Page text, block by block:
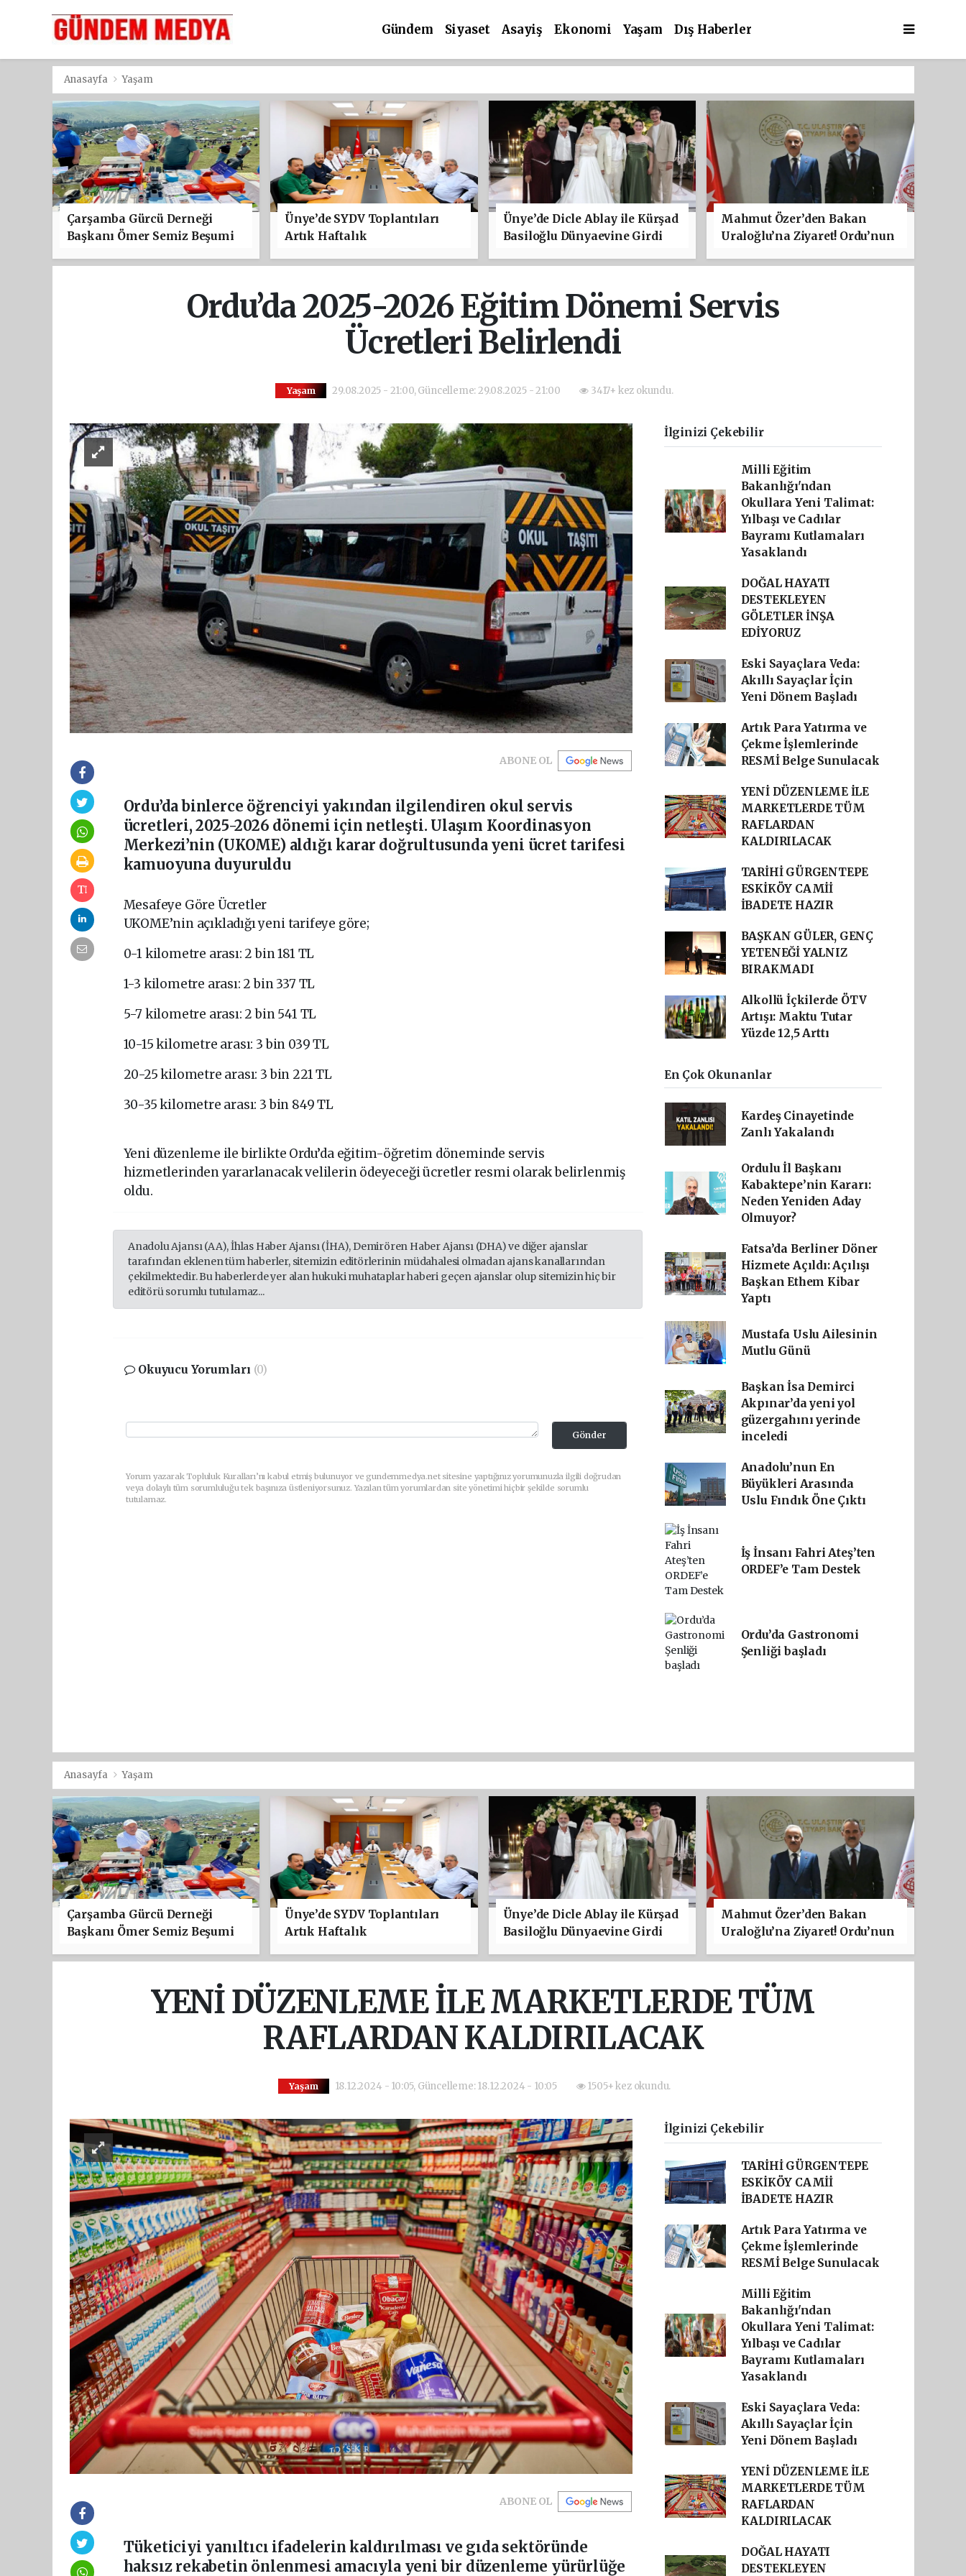
Gündem Siyaset Asayiş Ekonomi Yaşam Dış Haberler
Anasayfa Yaşam
Çarşamba Gürcü Derneği
Başkanı Ömer Semiz Beşumi
Ünye’de SYDV Toplantıları
Artık Haftalık
Ünye’de Dicle Ablay ile Kürşad
Basiloğlu Dünyaevine Girdi
Mahmut Özer’den Bakan
Uraloğlu’na Ziyaret! Ordu’nun
Yatırıldı
Ordu’da 2025-2026 Eğitim Dönemi Servis
Ücretleri Belirlendi
Yaşam 29.08.2025 - 21:00, Güncelleme: 29.08.2025 - 21:00 3417+ kez okundu.
ABONE OL
Ordu’da binlerce öğrenciyi yakından ilgilendiren okul servis
ücretleri, 2025-2026 dönemi için netleşti. Ulaşım Koordinasyon
Merkezi’nin (UKOME) aldığı karar doğrultusunda yeni ücret tarifesi
kamuoyuna duyuruldu
Mesafeye Göre Ücretler
UKOME’nin açıkladığı yeni tarifeye göre;
0-1 kilometre arası: 2 bin 181 TL
1-3 kilometre arası: 2 bin 337 TL
5-7 kilometre arası: 2 bin 541 TL
10-15 kilometre arası: 3 bin 039 TL
20-25 kilometre arası: 3 bin 221 TL
30-35 kilometre arası: 3 bin 849 TL
Yeni düzenleme ile birlikte Ordu’da eğitim-öğretim döneminde servis
hizmetlerinden yararlanacak velilerin ödeyeceği ücretler resmi olarak belirlenmiş
oldu.
Anadolu Ajansı (AA), İhlas Haber Ajansı (İHA), Demirören Haber Ajansı (DHA) ve diğer ajanslar
tarafından eklenen tüm haberler, sitemizin editörlerinin müdahalesi olmadan ajans kanallarından
çekilmektedir. Bu haberlerde yer alan hukuki muhataplar haberi geçen ajanslar olup sitemizin hiç bir
editörü sorumlu tutulamaz...
Okuyucu Yorumları (0)
Gönder
Yorum yazarak Topluluk Kuralları’nı kabul etmiş bulunuyor ve gundemmedya.net sitesine yaptığınız yorumunuzla ilgili doğrudan
veya dolaylı tüm sorumluluğu tek başınıza üstleniyorsunuz. Yazılan tüm yorumlardan site yönetimi hiçbir şekilde sorumlu
tutulamaz.
İlginizi Çekebilir
Milli Eğitim
Bakanlığı'ndan
Okullara Yeni Talimat:
Yılbaşı ve Cadılar
Bayramı Kutlamaları
Yasaklandı
DOĞAL HAYATI
DESTEKLEYEN
GÖLETLER İNŞA
EDİYORUZ
Eski Sayaçlara Veda:
Akıllı Sayaçlar İçin
Yeni Dönem Başladı
Artık Para Yatırma ve
Çekme İşlemlerinde
RESMİ Belge Sunulacak
YENİ DÜZENLEME İLE
MARKETLERDE TÜM
RAFLARDAN
KALDIRILACAK
TARİHİ GÜRGENTEPE
ESKİKÖY CAMİİ
İBADETE HAZIR
BAŞKAN GÜLER, GENÇ
YETENEĞİ YALNIZ
BIRAKMADI
Alkollü İçkilerde ÖTV
Artışı: Maktu Tutar
Yüzde 12,5 Arttı
En Çok Okunanlar
Kardeş Cinayetinde
Zanlı Yakalandı
Ordulu İl Başkanı
Kabaktepe’nin Kararı:
Neden Yeniden Aday
Olmuyor?
Fatsa’da Berliner Döner
Hizmete Açıldı: Açılışı
Başkan Ethem Kibar
Yaptı
Mustafa Uslu Ailesinin
Mutlu Günü
Başkan İsa Demirci
Akpınar’da yeni yol
güzergahını yerinde
inceledi
Anadolu’nun En
Büyükleri Arasında
Uslu Fındık Öne Çıktı
İş İnsanı Fahri Ateş’ten
ORDEF’e Tam Destek
Ordu’da Gastronomi
Şenliği başladı
Anasayfa Yaşam
Çarşamba Gürcü Derneği
Başkanı Ömer Semiz Beşumi
Ünye’de SYDV Toplantıları
Artık Haftalık
Ünye’de Dicle Ablay ile Kürşad
Basiloğlu Dünyaevine Girdi
Mahmut Özer’den Bakan
Uraloğlu’na Ziyaret! Ordu’nun
Yatırıldı
YENİ DÜZENLEME İLE MARKETLERDE TÜM
RAFLARDAN KALDIRILACAK
Yaşam 18.12.2024 - 10:05, Güncelleme: 18.12.2024 - 10:05 1505+ kez okundu.
ABONE OL
Tüketiciyi yanıltıcı ifadelerin kaldırılması ve gıda sektöründe
haksız rekabetin önlenmesi amacıyla yeni bir düzenleme yürürlüğe
İlginizi Çekebilir
TARİHİ GÜRGENTEPE
ESKİKÖY CAMİİ
İBADETE HAZIR
Artık Para Yatırma ve
Çekme İşlemlerinde
RESMİ Belge Sunulacak
Milli Eğitim
Bakanlığı'ndan
Okullara Yeni Talimat:
Yılbaşı ve Cadılar
Bayramı Kutlamaları
Yasaklandı
Eski Sayaçlara Veda:
Akıllı Sayaçlar İçin
Yeni Dönem Başladı
YENİ DÜZENLEME İLE
MARKETLERDE TÜM
RAFLARDAN
KALDIRILACAK
DOĞAL HAYATI
DESTEKLEYEN